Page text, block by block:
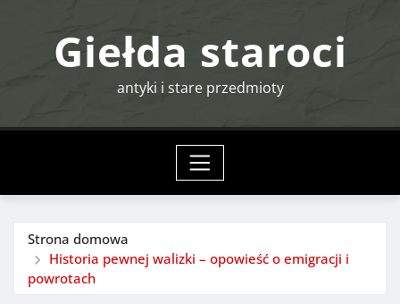
Giełda staroci
antyki i stare przedmioty
Strona domowa
Historia pewnej walizki – opowieść o emigracji i
powrotach